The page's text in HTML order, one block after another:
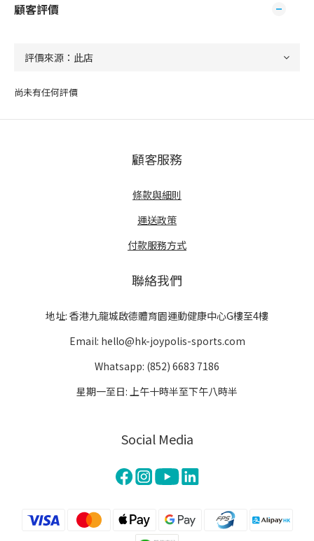
顧客評價
尚未有任何評價
顧客服務
條款與細則
運送政策
付款服務方式
聯絡我們
地址: 香港九龍城啟德體育園運動健康中心G樓至4樓
Email: hello@hk-joypolis-sports.com
Whatsapp: (852) 6683 7186
星期一至日: 上午十時半至下午八時半
Social Media